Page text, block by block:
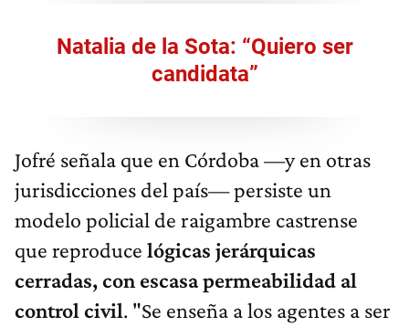
Natalia de la Sota: “Quiero ser
candidata”
Jofré señala que en Córdoba —y en otras
jurisdicciones del país— persiste un
modelo policial de raigambre castrense
que reproduce lógicas jerárquicas
cerradas, con escasa permeabilidad al
control civil. "Se enseña a los agentes a ser